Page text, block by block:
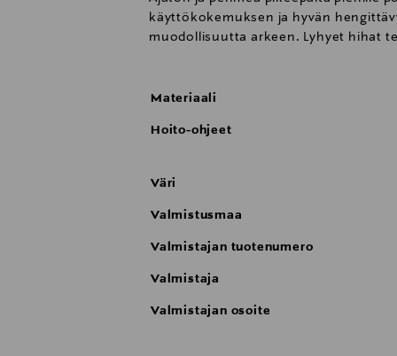
käyttökokemuksen ja hyvän
muodollisuutta arkeen. Lyhyet hihat
Materiaali
Hoito-ohjeet
Väri
Valmistusmaa
Valmistajan tuotenumero
Valmistaja
Valmistajan osoite